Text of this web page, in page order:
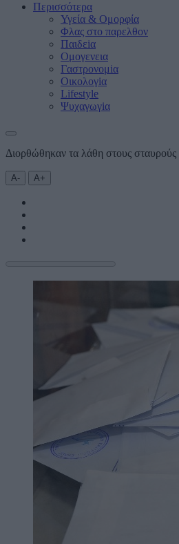
Περισσότερα
Υγεία & Oμορφία
Φλας στο παρελθον
Παιδεiα
Ομογενεια
Γαστρονομiα
Οικολογiα
Lifestyle
Ψυχαγωγiα
Διορθώθηκαν τα λάθη στους σταυρούς
Α- Α+